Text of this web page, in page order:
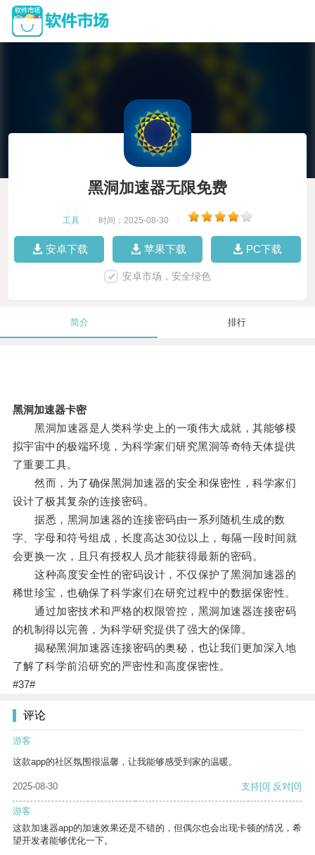
黑洞加速器无限免费
工具 时间：2025-08-30
安卓下载 苹果下载 PC下载
安卓市场，安全绿色
简介 排行
黑洞加速器卡密
黑洞加速器是人类科学史上的一项伟大成就，其能够模
拟宇宙中的极端环境，为科学家们研究黑洞等奇特天体提供
了重要工具。
然而，为了确保黑洞加速器的安全和保密性，科学家们
设计了极其复杂的连接密码。
据悉，黑洞加速器的连接密码由一系列随机生成的数
字、字母和符号组成，长度高达30位以上，每隔一段时间就
会更换一次，且只有授权人员才能获得最新的密码。
这种高度安全性的密码设计，不仅保护了黑洞加速器的
稀世珍宝，也确保了科学家们在研究过程中的数据保密性。
通过加密技术和严格的权限管控，黑洞加速器连接密码
的机制得以完善，为科学研究提供了强大的保障。
揭秘黑洞加速器连接密码的奥秘，也让我们更加深入地
了解了科学前沿研究的严密性和高度保密性。
#37#
评论
游客
这款app的社区氛围很温馨，让我能够感受到家的温暖。
2025-08-30 支持[0] 反对[0]
游客
这款加速器app的加速效果还是不错的，但偶尔也会出现卡顿的情况，希
望开发者能够优化一下。